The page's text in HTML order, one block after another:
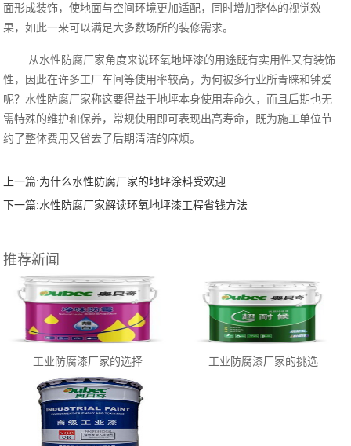
面形成装饰，使地面与空间环境更加适配，同时增加整体的视觉效
果，如此一来可以满足大多数场所的装修需求。
从水性防腐厂家角度来说环氧地坪漆的用途既有实用性又有装饰
性，因此在许多工厂车间等使用率较高，为何被多行业所青睐和钟爱
呢？水性防腐厂家称这要得益于地坪本身使用寿命久，而且后期也无
需特殊的维护和保养，常规使用即可表现出高寿命，既为施工单位节
约了整体费用又省去了后期清洁的麻烦。
上一篇:为什么水性防腐厂家的地坪涂料受欢迎
下一篇:水性防腐厂家解读环氧地坪漆工程省钱方法
推荐新闻
工业防腐漆厂家的选择 工业防腐漆厂家的挑选